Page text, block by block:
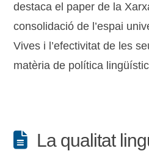
destaca el paper de la
consolidació de l’espai
Vives i l’efectivitat de les
matèria de política
La qualitat